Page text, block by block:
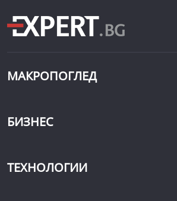
МАКРОПОГЛЕД
БИЗНЕС
ТЕХНОЛОГИИ